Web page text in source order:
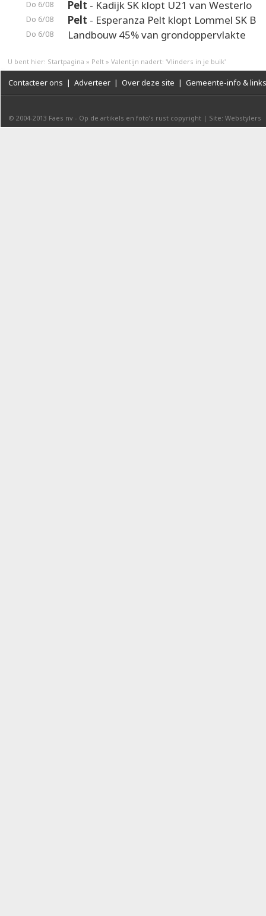
Do 6/08 Pelt - Kadijk SK klopt U21 van Westerlo
Do 6/08 Pelt - Esperanza Pelt klopt Lommel SK B
Do 6/08 Landbouw 45% van grondoppervlakte
U bent hier: Startpagina » Pelt » Valentijn nadert: 'Vlinders in je buik'
Contacteer ons | Adverteer | Over deze site | Gemeente-info & links
© 2004-2013 Faes nv - Op de artikels en foto’s rust copyright | Site: Webstylers